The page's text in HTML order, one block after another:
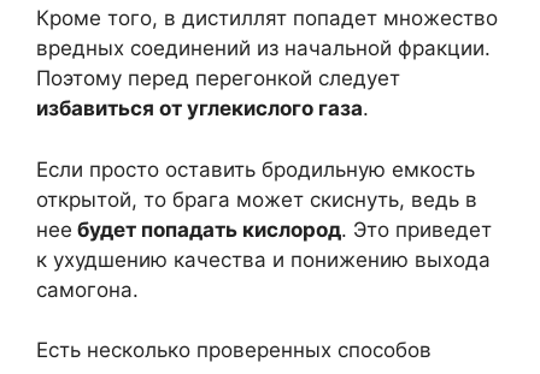
Кроме того, в дистиллят попадет множество
вредных соединений из начальной фракции.
Поэтому перед перегонкой следует
избавиться от углекислого газа.
Если просто оставить бродильную емкость
открытой, то брага может скиснуть, ведь в
нее будет попадать кислород. Это приведет
к ухудшению качества и понижению выхода
самогона.
Есть несколько проверенных способов